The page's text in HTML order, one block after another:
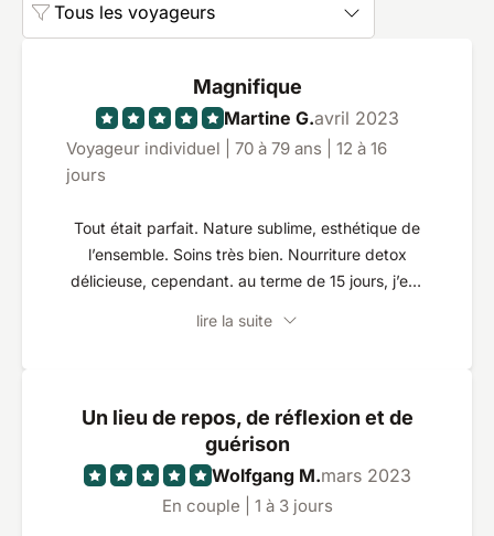
Tous les voyageurs
Magnifique
Martine G.avril 2023
Voyageur individuel | 70 à 79 ans | 12 à 16
jours
Tout était parfait. Nature sublime, esthétique de
l’ensemble. Soins très bien. Nourriture detox
délicieuse, cependant. au terme de 15 jours, j’eus
prendrai un séjour à la carte, et non pas un
package. Ça laisse plus de liberté.
lire la suite
Un lieu de repos, de réflexion et de
guérison
Wolfgang M.mars 2023
En couple | 1 à 3 jours